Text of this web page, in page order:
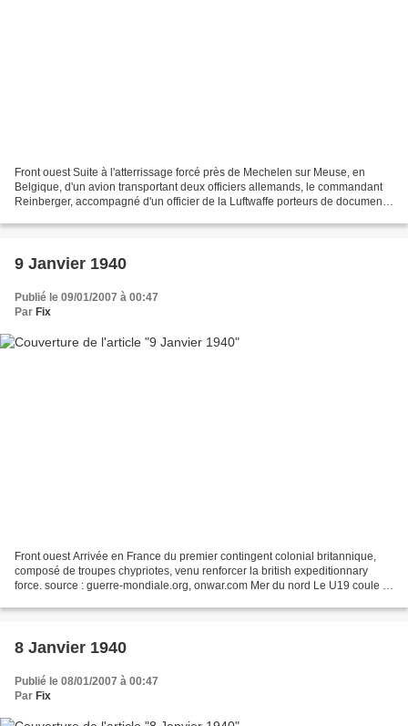
Front ouest Suite à l'atterrissage forcé près de Mechelen sur Meuse, en
Belgique, d'un avion transportant deux officiers allemands, le commandant
Reinberger, accompagné d'un officier de la Luftwaffe porteurs de documents
9 Janvier 1940
Publié le 09/01/2007 à 00:47
Par Fix
Front ouest Arrivée en France du premier contingent colonial britannique,
composé de troupes chypriotes, venu renforcer la british expeditionnary
force. source : guerre-mondiale.org, onwar.com Mer du nord Le U19 coule à
8 Janvier 1940
Publié le 08/01/2007 à 00:47
Par Fix